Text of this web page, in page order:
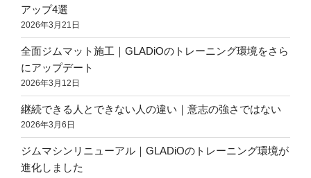
アップ4選
2026年3月21日
全面ジムマット施工｜GLADiOのトレーニング環境をさら
にアップデート
2026年3月12日
継続できる人とできない人の違い｜意志の強さではない
2026年3月6日
ジムマシンリニューアル｜GLADiOのトレーニング環境が
進化しました